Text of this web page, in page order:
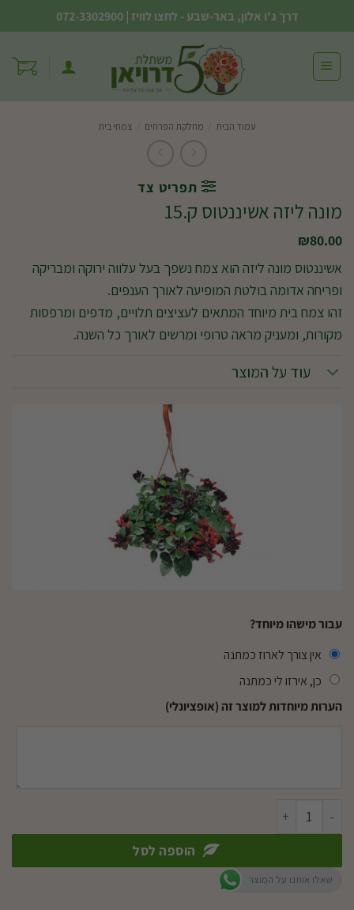
to
content
דרך ג'ו אלון, באר-שבע - לחצו לוויז |
072-3302900
עמוד הבית מחלקת הפרחים צמחי בית
תפריט צד
מונה ליזה אשיננטוס ק.15
₪80.00
אשיננטוס מונה ליזה הוא צמח נשפך בעל עלווה ירוקה ומבריקה
ופריחה אדומה בולטת המופיעה לאורך הענפים.
זהו צמח בית מיוחד המתאים לעציצים תלויים, מדפים ומרפסות
מקורות, ומעניק מראה טרופי ומרשים לאורך כל השנה.
עוד על המוצר
עבור מישהו מיוחד?
אין צורך לארוז כמתנה
כן, אירזו לי כמתנה
הערות מיוחדות למוצר זה (אופציונלי)
כמות של מונה ליזה אשיננטוס ק.15
הוספה לסל
שאלו אותנו על המוצר